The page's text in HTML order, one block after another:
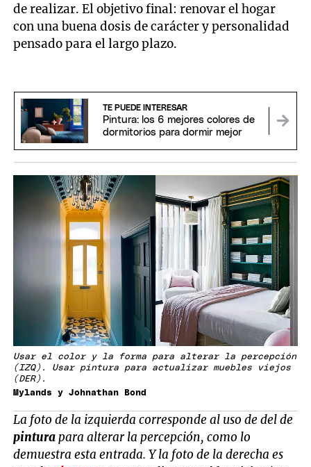
de realizar. El objetivo final: renovar el hogar
con una buena dosis de carácter y personalidad
pensado para el largo plazo.
TE PUEDE INTERESAR
Pintura: los 6 mejores colores de
dormitorios para dormir mejor
Usar el color y la forma para alterar la percepción
(IZQ). Usar pintura para actualizar muebles viejos
(DER).
Mylands y Johnathan Bond
La foto de la izquierda corresponde al uso de del de
pinturapara alterar la percepción, como lo
demuestra esta entrada. Y la foto de la derecha es